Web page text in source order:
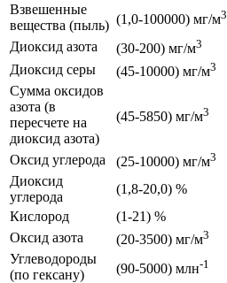
Взвешенные
вещества (пыль) (1,0-100000) мг/м3
Диоксид азота
(30-200) мг/м3
Диоксид серы (45-10000) мг/м3
Сумма оксидов
азота (в
пересчете на
диоксид азота)
(45-5850) мг/м3
Оксид углерода (25-10000) мг/м3
Диоксид
углерода
(1,8-20,0) %
Кислород
(1-21) %
Оксид азота
(20-3500) мг/м3
Углеводороды
(по гексану)
(90-5000) млн-1